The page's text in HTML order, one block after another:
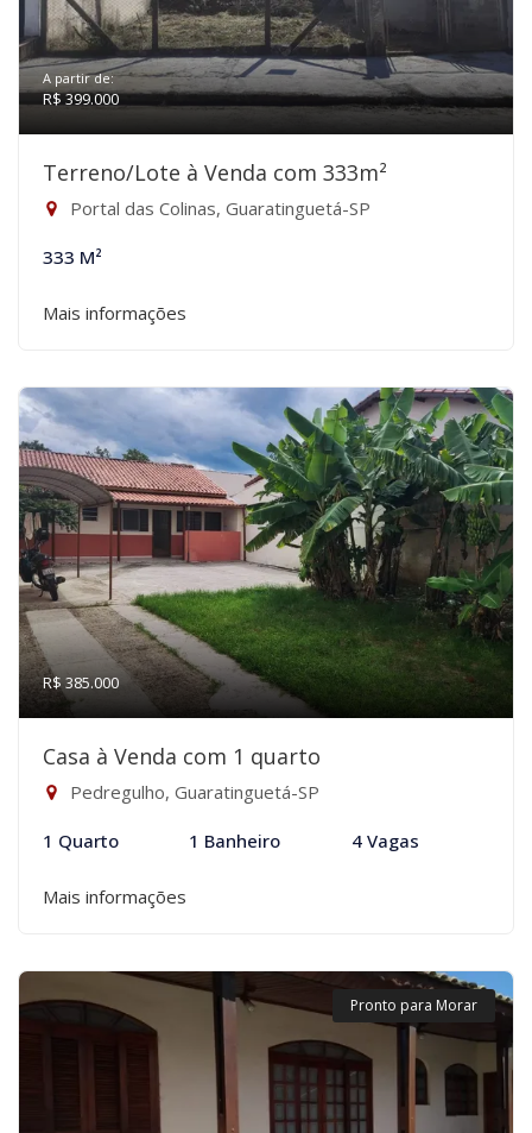
A partir de:
R$ 399.000
Terreno/Lote à Venda com 333m²
Portal das Colinas, Guaratinguetá-SP
333 M²
Mais informações
R$ 385.000
Casa à Venda com 1 quarto
Pedregulho, Guaratinguetá-SP
1 Quarto 1 Banheiro 4 Vagas
Mais informações
Pronto para Morar